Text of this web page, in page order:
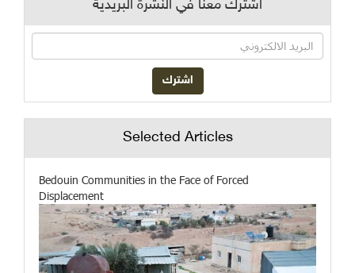
اشترك معنا في النشرة البريدية
Selected Articles
Bedouin Communities in the Face of Forced
Displacement